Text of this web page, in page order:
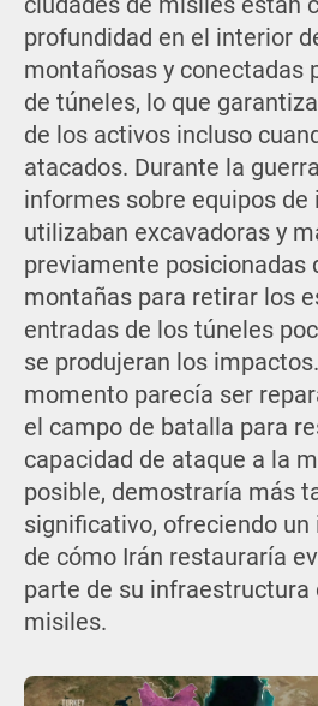
profundidad en el interior
montañosas y conectadas
de túneles, lo que
de los activos incluso
atacados. Durante la
informes sobre equipos de
utilizaban excavadoras y
previamente posicionadas
montañas para retirar los
entradas de los túneles
se produjeran los
momento parecía ser
el campo de batalla para
capacidad de ataque a la
posible, demostraría más
significativo, ofreciendo
de cómo Irán restauraría
parte de su infraestructura
misiles.